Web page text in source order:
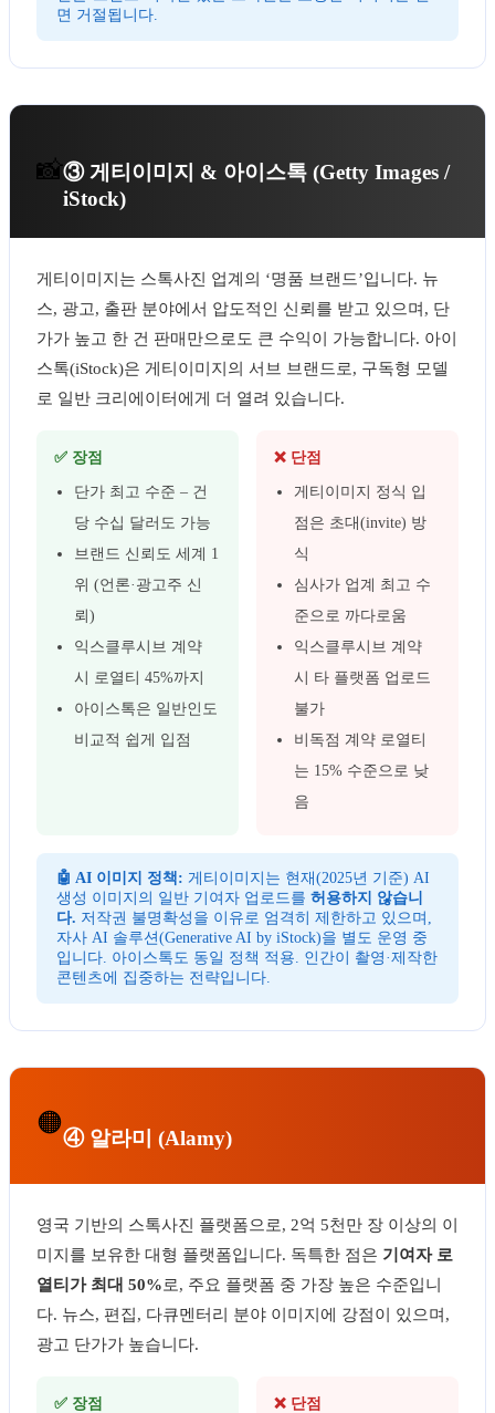
면 거절됩니다.
📸③ 게티이미지 & 아이스톡 (Getty Images /
iStock)
게티이미지는 스톡사진 업계의 ‘명품 브랜드’입니다. 뉴
스, 광고, 출판 분야에서 압도적인 신뢰를 받고 있으며, 단
가가 높고 한 건 판매만으로도 큰 수익이 가능합니다. 아이
스톡(iStock)은 게티이미지의 서브 브랜드로, 구독형 모델
로 일반 크리에이터에게 더 열려 있습니다.
✅ 장점
단가 최고 수준 – 건
당 수십 달러도 가능
브랜드 신뢰도 세계 1
위 (언론·광고주 신
뢰)
익스클루시브 계약
시 로열티 45%까지
아이스톡은 일반인도
비교적 쉽게 입점
❌ 단점
게티이미지 정식 입
점은 초대(invite) 방
식
심사가 업계 최고 수
준으로 까다로움
익스클루시브 계약
시 타 플랫폼 업로드
불가
비독점 계약 로열티
는 15% 수준으로 낮
음
🤖 AI 이미지 정책: 게티이미지는 현재(2025년 기준) AI
생성 이미지의 일반 기여자 업로드를 허용하지 않습니
다. 저작권 불명확성을 이유로 엄격히 제한하고 있으며,
자사 AI 솔루션(Generative AI by iStock)을 별도 운영 중
입니다. 아이스톡도 동일 정책 적용. 인간이 촬영·제작한
콘텐츠에 집중하는 전략입니다.
🟠
④ 알라미 (Alamy)
영국 기반의 스톡사진 플랫폼으로, 2억 5천만 장 이상의 이
미지를 보유한 대형 플랫폼입니다. 독특한 점은 기여자 로
열티가 최대 50%로, 주요 플랫폼 중 가장 높은 수준입니
다. 뉴스, 편집, 다큐멘터리 분야 이미지에 강점이 있으며,
광고 단가가 높습니다.
✅ 장점 ❌ 단점